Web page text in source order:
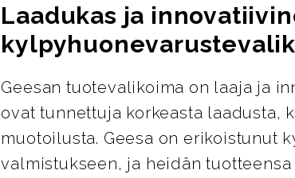
Laadukas ja
Geesan tuotevalikoima on laaja ja
ovat tunnettuja korkeasta laadusta,
muotoilusta. Geesa on erikoistunut
valmistukseen, ja heidän